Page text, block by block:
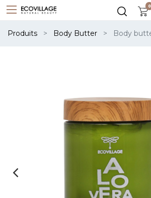
0
Produits Body Butter Body